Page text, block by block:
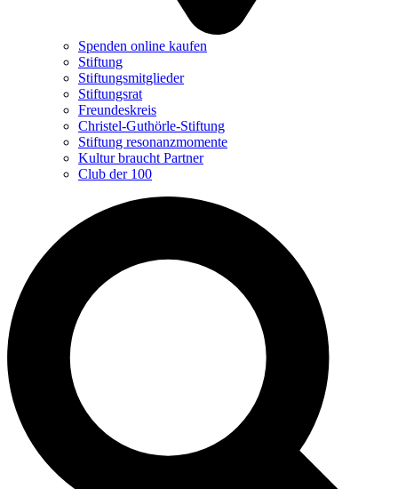
Spenden online kaufen
Stiftung
Stiftungsmitglieder
Stiftungsrat
Freundeskreis
Christel-Guthörle-Stiftung
Stiftung resonanzmomente
Kultur braucht Partner
Club der 100